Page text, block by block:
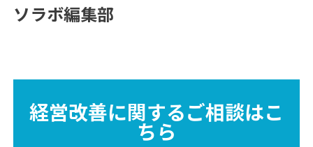
ソラボ編集部
経営改善に関するご相談はこ
ちら